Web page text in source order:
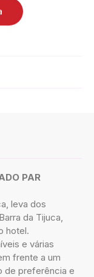
PAR
leva dos
da Tijuca,
hotel.
e várias
frente a um
de preferência e